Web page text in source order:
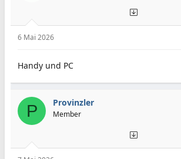
6 Mai 2026
Handy und PC
P Provinzler
Member